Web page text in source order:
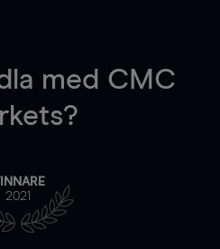
med CMC
2021